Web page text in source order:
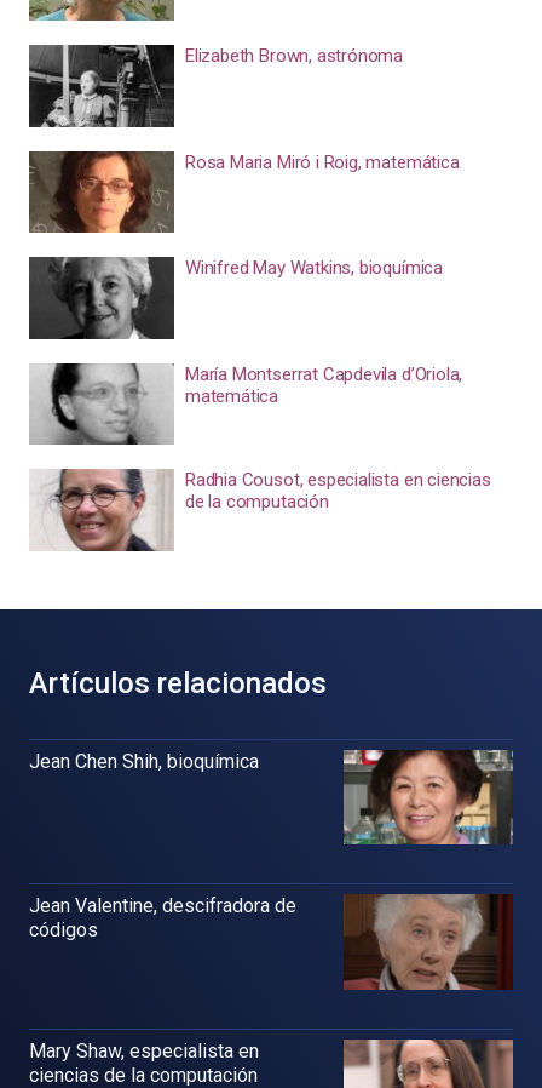
Elizabeth Brown, astrónoma
Rosa Maria Miró i Roig, matemática
Winifred May Watkins, bioquímica
María Montserrat Capdevila d’Oriola,
matemática
Radhia Cousot, especialista en ciencias
de la computación
Artículos relacionados
Jean Chen Shih, bioquímica
Jean Valentine, descifradora de
códigos
Mary Shaw, especialista en
ciencias de la computación